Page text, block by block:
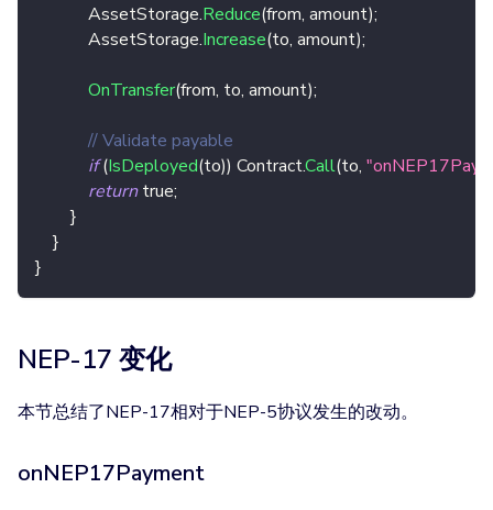
            AssetStorage
.Reduce(from, amount);
            AssetStorage
.Increase(to, amount);
OnTransfer(from, to, amount);
// Validate payable
if (IsDeployed(to)) Contract.Call(to,
return true;
}
}
}
NEP-17 变化
本节总结了NEP-17相对于NEP-5协议发生的改动。
onNEP17Payment